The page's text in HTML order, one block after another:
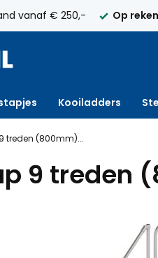
factuur bestellen mogelijk
Kooiladders
treden (800mm)...
9 treden